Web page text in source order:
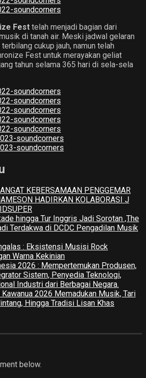
Fest telah menjadi bagian dari
di tanah air. Meski jadwal gelaran
cukup jauh, namun telah
Fest untuk merayakan geliat
tahun selama 365 hari di sela-sela
KEBERSAMAAN PENGGEMAR
HADIRKAN KOLABORASI J
hingga Tur Inggris Jadi Sorotan ,The
Terdakwa di DCDC Pengadilan Musik
: Eksistensi Musisi Rock
Warna Kekinian
2026 : Mempertemukan Produsen,
Sistem, Penyedia Teknologi,
Industri dari Berbagai Negara.
2026 Memadukan Musik, Tari
Hingga Tradisi Lisan Khas
below.